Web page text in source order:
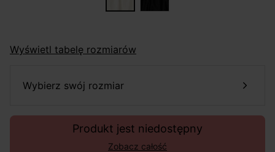
Wyświetl tabelę rozmiarów
wybierz swój rozmiar
Produkt jest niedostępny
Zobacz całość